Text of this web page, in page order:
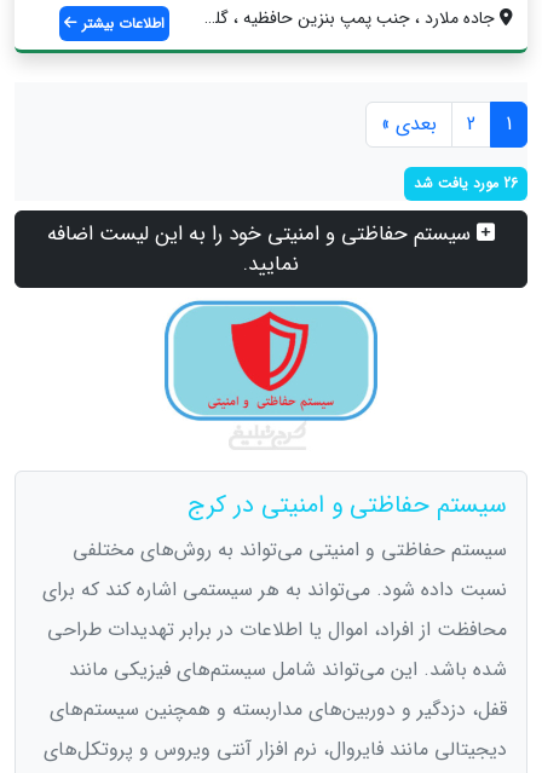
جاده ملارد ، جنب پمپ بنزین حافظیه ، گلست... اطلاعات بیشتر
1
2 بعدی »
26 مورد یافت شد
سیستم حفاظتی و امنیتی خود را به این لیست اضافه
نمایید.
سیستم حفاظتی و امنیتی در کرج
سیستم حفاظتی و امنیتی می‌تواند به روش‌های مختلفی
نسبت داده شود. می‌تواند به هر سیستمی ‌اشاره کند که برای
محافظت از افراد، اموال یا اطلاعات در برابر تهدیدات طراحی
شده باشد. این می‌تواند شامل سیستم‌های فیزیکی مانند
قفل، دزدگیر و دوربین‌های مداربسته و همچنین سیستم‌های
دیجیتالی مانند فایروال، نرم افزار آنتی ویروس و پروتکل‌های